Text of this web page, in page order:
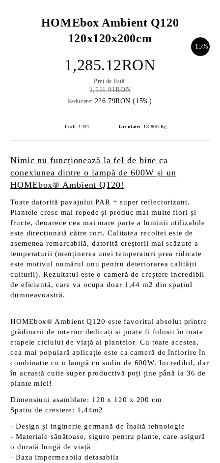
HOMEbox Ambient Q120
120x120x200cm
-15%
1,285.12RON
Preț de listă:
1,511.91RON
Reducere: 226.79RON (15%)
Cod: 1431 Greutate: 18.800 Kg
Nimic nu funcționează la fel de bine ca
conexiunea dintre o lampă de 600W și un
HOMEbox® Ambient Q120!
Toate datorită pavajului PAR + super reflectorizant.
Plantele cresc mai repede și produc mai multe flori și
fructe, deoarece cea mai mare parte a luminii utilizabile
este direcționată către cort. Calitatea recoltei este de
asemenea remarcabilă, datorită creșterii mai scăzute a
temperaturii (menținerea unei temperaturi prea ridicate
este motivul numărul unu pentru deteriorarea calității
culturii). Rezultatul este o cameră de creștere incredibil
de eficientă, care va ocupa doar 1,44 m2 din spațiul
dumneavoastră.
HOMEbox® Ambient Q120 este favoritul absolut printre
grădinarii de interior dedicați și poate fi folosit în toate
etapele ciclului de viață al plantelor. Cu toate acestea,
cea mai populară aplicație este ca cameră de înflorire în
combinație cu o lampă cu sodiu de 600W. Incredibil, dar
în această cutie super productivă poți ține până la 36 de
plante mici!
Dimensiuni asamblate: 120 x 120 x 200 cm
Spatiu de crestere: 1,44m2
- Design și inginerie germană de înaltă tehnologie
- Materiale sănătoase, sigure pentru plante, care asigură
o durată lungă de viață
- Baza impermeabila detasabila